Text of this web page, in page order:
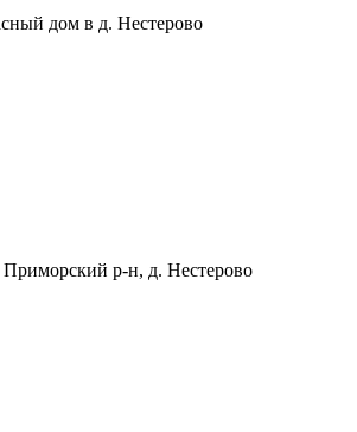
дом в д. Нестерово
Приморский р-н, д. Нестерово